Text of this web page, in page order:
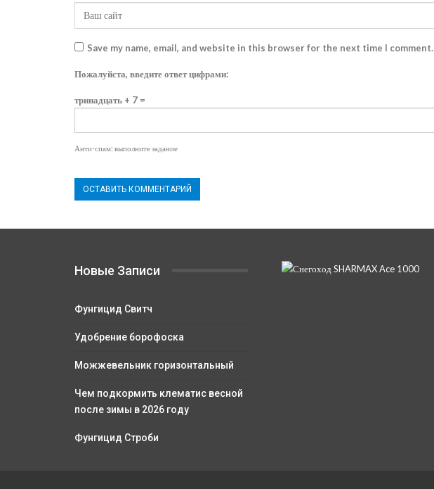
Save my name, email, and website in this browser for the next time I comment.
Пожалуйста, введите ответ цифрами:
тринадцать + 7 =
Анти-спам: выполните задание
Новые Записи
Фунгицид Свитч
Удобрение борофоска
Можжевельник горизонтальный
Чем подкормить клематис весной
после зимы в 2026 году
Фунгицид Строби